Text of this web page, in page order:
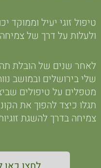
טיפול זוגי יעיל וממוקד
ולעלות על דרך של
לאחר שנים של הובלת
שלי בירושלים ובמושב
מטפלים על טיפולים
תגלו כיצד להפוך את
צמיחה בדרך להשגת